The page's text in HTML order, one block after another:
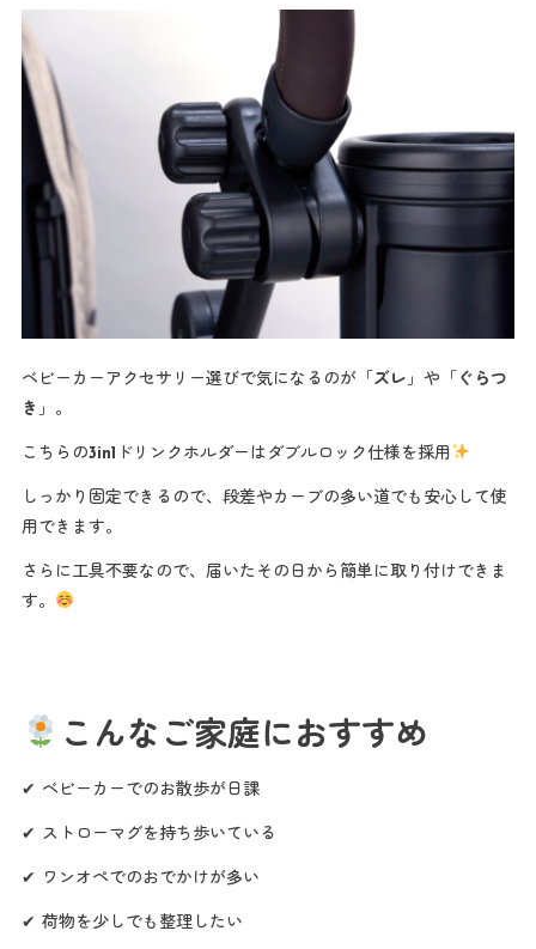
ベビーカーアクセサリー選びで気になるのが「 ズレ 」や「 ぐらつ
き 」。
こちらの3in1ドリンクホルダーはダブルロック仕様を採用
しっかり固定できるので、段差やカーブの多い道でも安心して使
用できます。
さらに工具不要なので、届いたその日から簡単に取り付けできま
す。
こんなご家庭におすすめ
✔ ベビーカーでのお散歩が日課
✔ ストローマグを持ち歩いている
✔ ワンオペでのおでかけが多い
✔ 荷物を少しでも整理したい